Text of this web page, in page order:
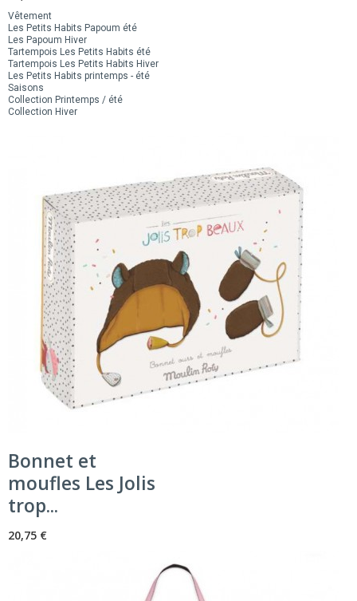
Vêtement
Les Petits Habits Papoum été
Les Papoum Hiver
Tartempois Les Petits Habits été
Tartempois Les Petits Habits Hiver
Les Petits Habits printemps - été
Saisons
Collection Printemps / été
Collection Hiver
Bonnet et
moufles Les Jolis
trop...
20,75 €